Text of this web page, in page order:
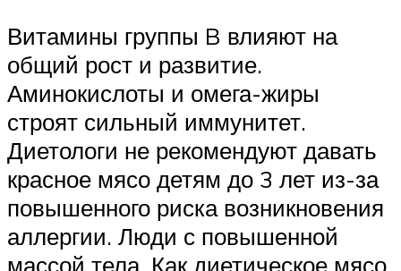
Витамины группы B влияют на
общий рост и развитие.
Аминокислоты и омега-жиры
строят сильный иммунитет.
Диетологи не рекомендуют давать
красное мясо детям до 3 лет из-за
повышенного риска возникновения
аллергии. Люди с повышенной
массой тела. Как диетическое мясо